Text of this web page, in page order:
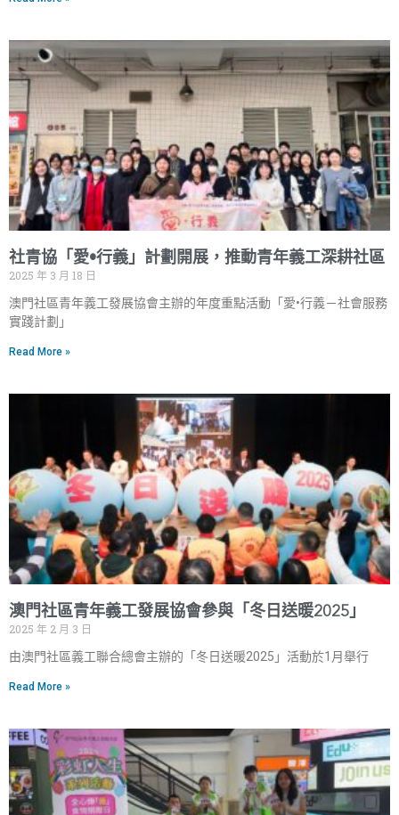
社青協「愛•行義」計劃開展，推動青年義工深耕社區
2025 年 3 月 18 日
澳門社區青年義工發展協會主辦的年度重點活動「愛•行義－社會服務
實踐計劃」
Read More »
澳門社區青年義工發展協會參與「冬日送暖2025」
2025 年 2 月 3 日
由澳門社區義工聯合總會主辦的「冬日送暖2025」活動於1月舉行
Read More »